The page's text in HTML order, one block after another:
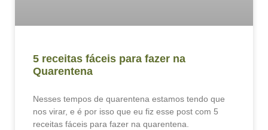
5 receitas fáceis para fazer na
Quarentena
Nesses tempos de quarentena estamos tendo que
nos virar, e é por isso que eu fiz esse post com 5
receitas fáceis para fazer na quarentena.